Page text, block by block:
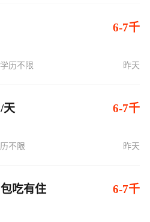
6-7千
历不限 昨天
天 6-7千
不限 昨天
吃有住 6-7千